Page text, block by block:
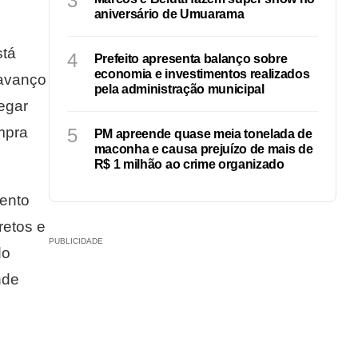
e
aniversário de Umuarama
4
Prefeito apresenta balanço sobre
economia e investimentos realizados
pela administração municipal
5
PM apreende quase meia tonelada de
maconha e causa prejuízo de mais de
R$ 1 milhão ao crime organizado
PUBLICIDADE